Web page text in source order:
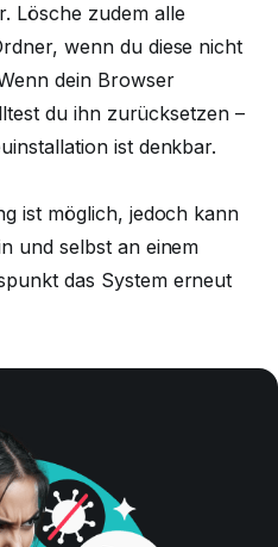
Lösche zudem alle
wenn du diese nicht
dein Browser
du ihn zurücksetzen –
ist denkbar.
ist möglich, jedoch kann
und selbst an einem
das System erneut